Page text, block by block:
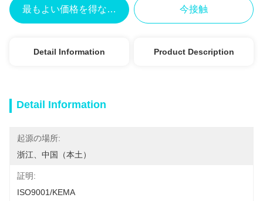
最もよい価格を得なさい 今接触
Detail Information Product Description
Detail Information
起源の場所:
浙江、中国（本土）
証明:
ISO9001/KEMA